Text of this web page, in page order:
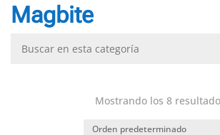
Magbite
Mostrando los 8